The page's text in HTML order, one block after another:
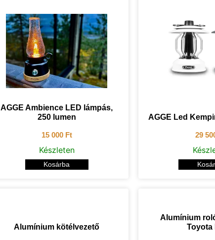
AGGE Ambience LED lámpás,
250 lumen
15 000 Ft
Készleten
Kosárba
AGGE Led
29
Alumínium kötélvezető
Alumínium
Toyota